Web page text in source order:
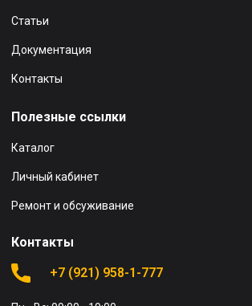
Статьи
Документация
Контакты
Полезные ссылки
Каталог
Личный кабинет
Ремонт и обсуживание
Контакты
+7 (921) 958-1-777